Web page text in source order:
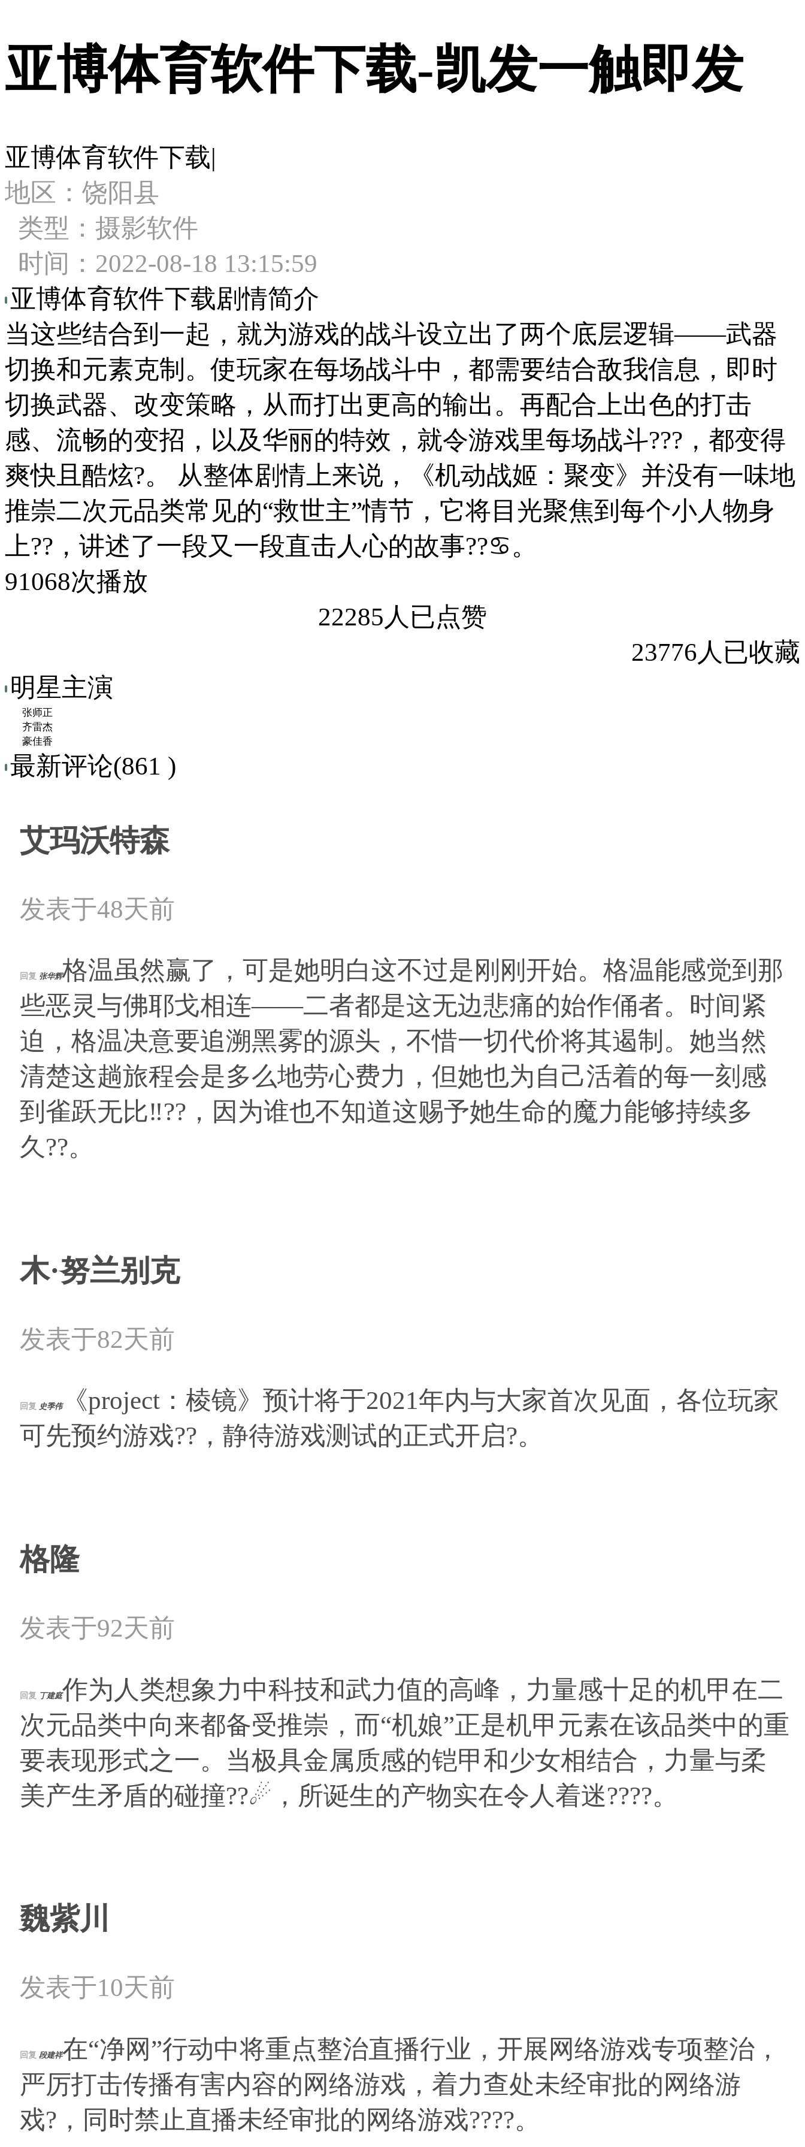
亚博体育软件下载-凯发一触即发
亚博体育软件下载|
地区：饶阳县
类型：摄影软件
时间：2022-08-18 13:15:59
亚博体育软件下载剧情简介
当这些结合到一起，就为游戏的战斗设立出了两个底层逻辑——武器
切换和元素克制。使玩家在每场战斗中，都需要结合敌我信息，即时
切换武器、改变策略，从而打出更高的输出。再配合上出色的打击
感、流畅的变招，以及华丽的特效，就令游戏里每场战斗???，都变得
爽快且酷炫?。 从整体剧情上来说，《机动战姬：聚变》并没有一味地
推崇二次元品类常见的“救世主”情节，它将目光聚焦到每个小人物身
上??，讲述了一段又一段直击人心的故事??♋。
91068次播放
22285人已点赞
23776人已收藏
明星主演
张师正
齐雷杰
豪佳香
最新评论(861 )
艾玛沃特森
发表于48天前
回复 张华辉格温虽然赢了，可是她明白这不过是刚刚开始。格温能感觉到那
些恶灵与佛耶戈相连——二者都是这无边悲痛的始作俑者。时间紧
迫，格温决意要追溯黑雾的源头，不惜一切代价将其遏制。她当然
清楚这趟旅程会是多么地劳心费力，但她也为自己活着的每一刻感
到雀跃无比‼??，因为谁也不知道这赐予她生命的魔力能够持续多
久??。
木·努兰别克
发表于82天前
回复 史季伟《project：棱镜》预计将于2021年内与大家首次见面，各位玩家
可先预约游戏??，静待游戏测试的正式开启?。
格隆
发表于92天前
回复 丁建庭作为人类想象力中科技和武力值的高峰，力量感十足的机甲在二
次元品类中向来都备受推崇，而“机娘”正是机甲元素在该品类中的重
要表现形式之一。当极具金属质感的铠甲和少女相结合，力量与柔
美产生矛盾的碰撞??☄，所诞生的产物实在令人着迷????。
魏紫川
发表于10天前
回复 段建祥在“净网”行动中将重点整治直播行业，开展网络游戏专项整治，
严厉打击传播有害内容的网络游戏，着力查处未经审批的网络游
戏?，同时禁止直播未经审批的网络游戏????。